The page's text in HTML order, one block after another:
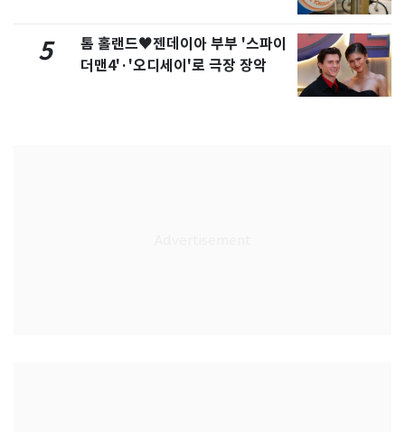
5
톰 홀랜드♥젠데이아 부부 '스파이
더맨4'·'오디세이'로 극장 장악